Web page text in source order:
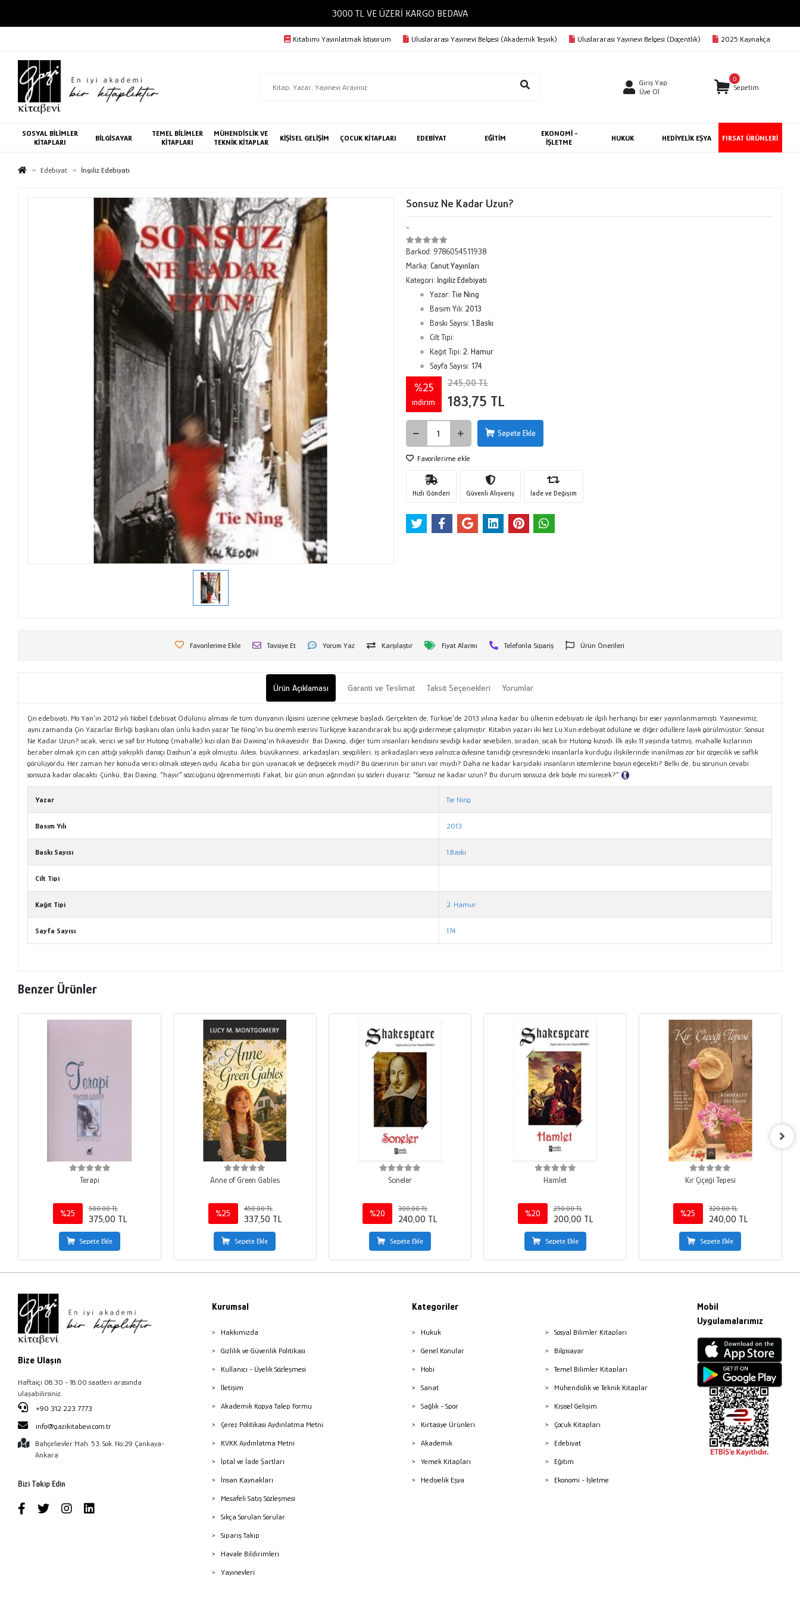
3000 TL VE ÜZERİ KARGO BEDAVA
Kitabımı Yayınlatmak İstiyorum Uluslararası Yayınevi Belgesi (Akademik Teşvik) Uluslararası Yayınevi Belgesi (Doçentlik) 2025 Kaynakça
Giriş Yap
Üye Ol
0
Sepetim
SOSYAL BİLİMLER
KİTAPLARI
BİLGİSAYAR
TEMEL BİLİMLER
KİTAPLARI
MÜHENDİSLİK VE
TEKNİK KİTAPLAR
KİŞİSEL GELİŞİM ÇOCUK KİTAPLARI EDEBİYAT EĞİTİM
EKONOMİ -
İŞLETME
HUKUK HEDİYELİK EŞYA FIRSAT ÜRÜNLERİ
Edebiyat İngiliz Edebiyatı
Sonsuz Ne Kadar Uzun?
-
Barkod: 9786054511938
Marka: Canut Yayınları
Kategori: İngiliz Edebiyatı
Yazar: Tie Ning
Basım Yılı: 2013
Baskı Sayısı: 1.Baskı
Cilt Tipi:
Kağıt Tipi: 2. Hamur
Sayfa Sayısı: 174
%25
indirim
245,00 TL
183,75 TL
Sepete Ekle
Favorilerime ekle
Hızlı Gönderi Güvenli Alışveriş İade ve Değişim
Favorilerime Ekle Tavsiye Et Yorum Yaz Karşılaştır Fiyat Alarmı Telefonla Sipariş Ürün Önerileri
Ürün Açıklaması Garanti ve Teslimat Taksit Seçenekleri Yorumlar
Çin edebiyatı, Mo Yan’ın 2012 yılı Nobel Edebiyat Ödülünü alması ile tüm dünyanın ilgisini üzerine çekmeye başladı. Gerçekten de, Türkiye’de 2013 yılına kadar bu ülkenin edebiyatı ile ilgili herhangi bir eser yayınlanmamıştı. Yayınevimiz,
aynı zamanda Çin Yazarlar Birliği başkanı olan ünlü kadın yazar Tie Ning’in bu önemli eserini Türkçeye kazandırarak bu açığı gidermeye çalışmıştır. Kitabın yazarı iki kez Lu Xun edebiyat ödülüne ve diğer ödüllere layık görülmüştür. Sonsuz
Ne Kadar Uzun? sıcak, verici ve saf bir Hutong (mahalle) kızı olan Bai Daixing’in hikayesidir. Bai Daxing, diğer tüm insanları kendisini sevdiği kadar sevebilen, sıradan, sıcak bir Hutong kızıydı. İlk aşkı 11 yaşında tatmış, mahalle kızlarının
beraber olmak için can attığı yakışıklı dansçı Dashun’a aşık olmuştu. Ailesi, büyükannesi, arkadaşları, sevgilileri, iş arkadaşları veya yalnızca öylesine tanıdığı çevresindeki insanlarla kurduğu ilişkilerinde inanılması zor bir özgecilik ve saflık
görülüyordu. Her zaman her konuda verici olmak isteyen oydu. Acaba bir gün uyanacak ve değişecek miydi? Bu özverinin bir sınırı var mıydı? Daha ne kadar karşıdaki insanların istemlerine boyun eğecekti? Belki de, bu sorunun cevabı
sonsuza kadar olacaktı. Çünkü, Bai Daxing, “hayır” sözcüğünü öğrenmemişti. Fakat, bir gün onun ağzından şu sözleri duyarız: “Sonsuz ne kadar uzun? Bu durum sonsuza dek böyle mi sürecek?”
Yazar Tie Ning
Basım Yılı 2013
Baskı Sayısı 1.Baskı
Cilt Tipi
Kağıt Tipi 2. Hamur
Sayfa Sayısı 174
Benzer Ürünler
Terapi
%25
500,00 TL
375,00 TL
Sepete Ekle
Anne of Green Gables
%25
450,00 TL
337,50 TL
Sepete Ekle
Soneler
%20
300,00 TL
240,00 TL
Sepete Ekle
Hamlet
%20
250,00 TL
200,00 TL
Sepete Ekle
Kır Çiçeği Tepesi
%25
320,00 TL
240,00 TL
Sepete Ekle
Bize Ulaşın
Haftaiçi 08:30 - 18:00 saatleri arasında
ulaşabilirsiniz.
+90 312 223 7773
info@gazikitabevi.com.tr
Bahçelievler Mah. 53. Sok. No:29 Çankaya-
Ankara
Bizi Takip Edin
Kurumsal
Hakkımızda
Gizlilik ve Güvenlik Politikası
Kullanıcı - Üyelik Sözleşmesi
İletişim
Akademik Kopya Talep Formu
Çerez Politikası Aydınlatma Metni
KVKK Aydınlatma Metni
İptal ve İade Şartları
İnsan Kaynakları
Mesafeli Satış Sözleşmesi
Sıkça Sorulan Sorular
Sipariş Takip
Havale Bildirimleri
Yayınevleri
Kategoriler
Hukuk
Genel Konular
Hobi
Sanat
Sağlık - Spor
Kırtasiye Ürünleri
Akademik
Yemek Kitapları
Hediyelik Eşya
Sosyal Bilimler Kitapları
Bilgisayar
Temel Bilimler Kitapları
Mühendislik ve Teknik Kitaplar
Kişisel Gelişim
Çocuk Kitapları
Edebiyat
Eğitim
Ekonomi - İşletme
Mobil
Uygulamalarımız